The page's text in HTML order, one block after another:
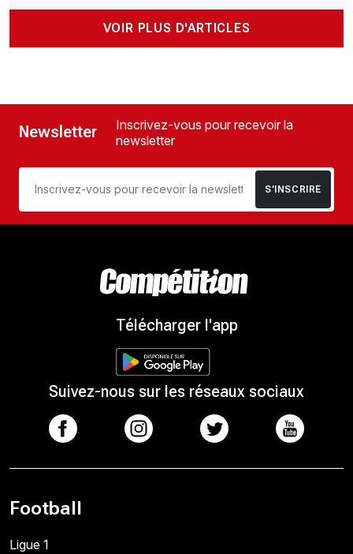
VOIR PLUS D'ARTICLES
Newsletter
Inscrivez-vous pour recevoir la
newsletter
S’INSCRIRE
Télécharger l'app
Suivez-nous sur les réseaux sociaux
Football
Ligue 1